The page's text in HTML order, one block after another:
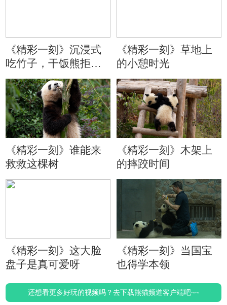
《精彩一刻》沉浸式
吃竹子，干饭熊拒绝
分心
《精彩一刻》草地上
的小憩时光
《精彩一刻》谁能来
救救这棵树
《精彩一刻》木架上
的摔跤时间
《精彩一刻》这大脸
盘子是真可爱呀
《精彩一刻》当国宝
也得学本领
还想看更多好玩的视频吗？去下载熊猫频道客户端吧~~